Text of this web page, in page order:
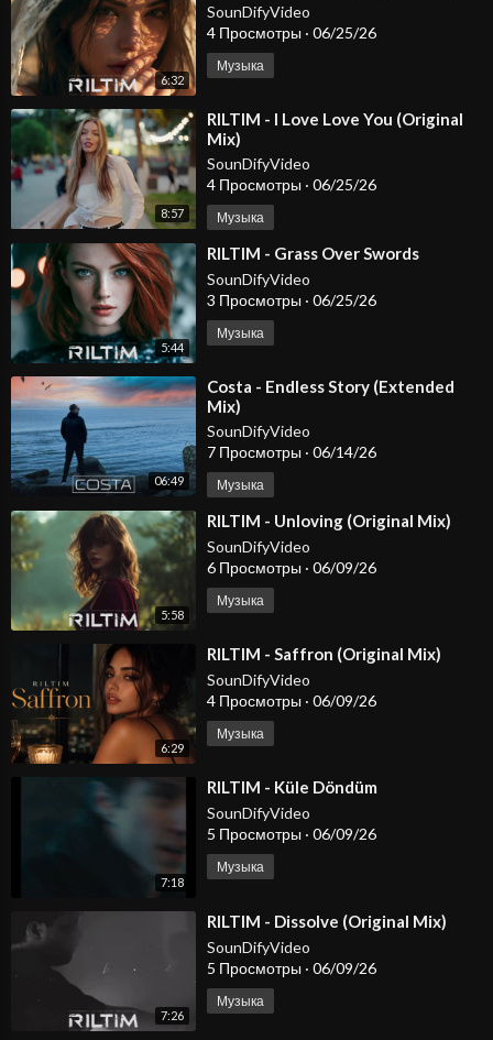
6:32
SounDifyVideo
4 Просмотры · 06/25/26
Музыка
8:57
⁣RILTIM - I Love Love You (Original
Mix)
SounDifyVideo
4 Просмотры · 06/25/26
Музыка
5:44
⁣RILTIM - Grass Over Swords
SounDifyVideo
3 Просмотры · 06/25/26
Музыка
06:49
⁣Costa - Endless Story (Extended
Mix)
SounDifyVideo
7 Просмотры · 06/14/26
Музыка
5:58
⁣RILTIM - Unloving (Original Mix)
SounDifyVideo
6 Просмотры · 06/09/26
Музыка
6:29
⁣RILTIM - Saffron (Original Mix)
SounDifyVideo
4 Просмотры · 06/09/26
Музыка
7:18
⁣RILTIM - Küle Döndüm
SounDifyVideo
5 Просмотры · 06/09/26
Музыка
7:26
⁣RILTIM - Dissolve (Original Mix)
SounDifyVideo
5 Просмотры · 06/09/26
Музыка